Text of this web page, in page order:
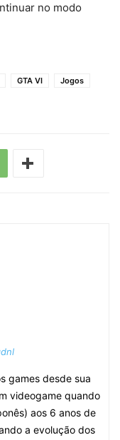
no modo
GTA VI
Jogos
games desde sua
videogame quando
aos 6 anos de
a evolução dos